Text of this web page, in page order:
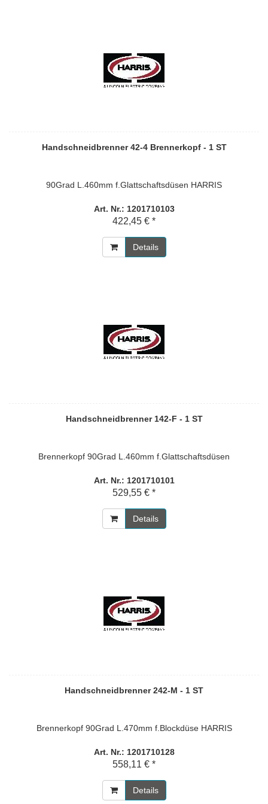
Handschneidbrenner 42-4 Brennerkopf - 1 ST
90Grad L.460mm f.Glattschaftsdüsen HARRIS
Art. Nr.: 1201710103
422,45 € *
Details
Handschneidbrenner 142-F - 1 ST
Brennerkopf 90Grad L.460mm f.Glattschaftsdüsen
Art. Nr.: 1201710101
529,55 € *
Details
Handschneidbrenner 242-M - 1 ST
Brennerkopf 90Grad L.470mm f.Blockdüse HARRIS
Art. Nr.: 1201710128
558,11 € *
Details